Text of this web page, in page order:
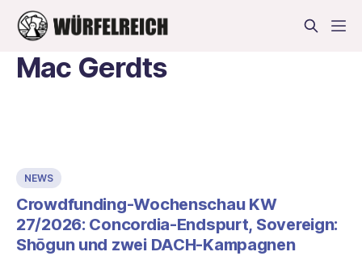
Mac Gerdts
NEWS
Crowdfunding-Wochenschau KW
27/2026: Concordia-Endspurt, Sovereign:
Shōgun und zwei DACH-Kampagnen